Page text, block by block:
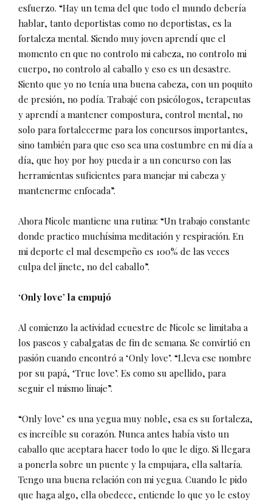
esfuerzo. “Hay un tema del que todo el mundo debería
hablar, tanto deportistas como no deportistas, es la
fortaleza mental. Siendo muy joven aprendí que el
momento en que no controlo mi cabeza, no controlo mi
cuerpo, no controlo al caballo y eso es un desastre.
Siento que yo no tenía una buena cabeza, con un poquito
de presión, no podía. Trabajé con psicólogos, terapeutas
y aprendí a mantener compostura, control mental, no
solo para fortalecerme para los concursos importantes,
sino también para que eso sea una costumbre en mi día a
día, que hoy por hoy pueda ir a un concurso con las
herramientas suficientes para manejar mi cabeza y
mantenerme enfocada”.
Ahora Nicole mantiene una rutina: “Un trabajo constante
donde practico muchísima meditación y respiración. En
mi deporte el mal desempeño es 100% de las veces
culpa del jinete, no del caballo”.
‘Only love’ la empujó
Al comienzo la actividad ecuestre de Nicole se limitaba a
los paseos y cabalgatas de fin de semana. Se convirtió en
pasión cuando encontró a ‘Only love’. “Lleva ese nombre
por su papá, ‘True love’. Es como su apellido, para
seguir el mismo linaje”.
“Only love’ es una yegua muy noble, esa es su fortaleza,
es increíble su corazón. Nunca antes había visto un
caballo que aceptara hacer todo lo que le digo. Si llegara
a ponerla sobre un puente y la empujara, ella saltaría.
Tengo una buena relación con mi yegua. Cuando le pido
que haga algo, ella obedece, entiende lo que yo le estoy